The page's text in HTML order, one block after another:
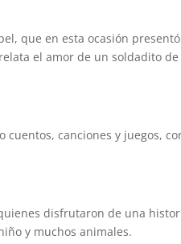
que en esta ocasión
el amor de un soldadito de
canciones y juegos,
disfrutaron de una
y muchos animales.